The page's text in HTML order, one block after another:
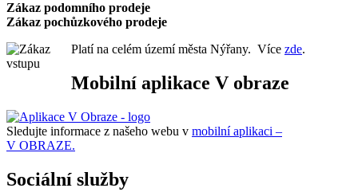
Zákaz podomního prodeje
Zákaz pochůzkového prodeje
Platí na celém území města Nýřany. Více zde.
Mobilní aplikace V obraze
Sledujte informace z našeho webu v mobilní aplikaci –
V OBRAZE.
Sociální služby